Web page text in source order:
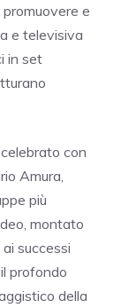
e
e televisiva
in set
celebrato con
Amura,
più
montato
successi
profondo
della